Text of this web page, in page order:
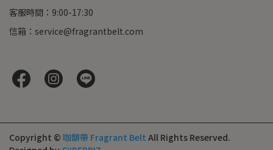
客服時間：9:00-17:30
信箱：service@fragrantbelt.com
Copyright © 咖馡帶 Fragrant Belt All Rights Reserved.